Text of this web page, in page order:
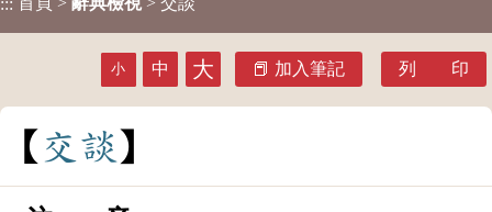
:::
小 中 大 加入筆記 列 印
交 談